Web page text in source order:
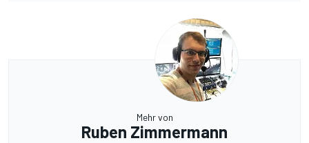
Mehr von
Ruben Zimmermann